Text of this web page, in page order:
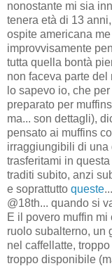
nonostante mi sia
tenera età di 13
ospite americana
improvvisamente
tutta quella bontà
non faceva parte del
lo sapevo io, che
preparato per
ma... son dettagli),
pensato ai muffins
irraggiungibili di una
trasferitami in
traditi subito, anzi
e soprattutto queste
@18th... quando si
E il povero muffin
ruolo subalterno, un
nel caffellatte,
troppo disponibile